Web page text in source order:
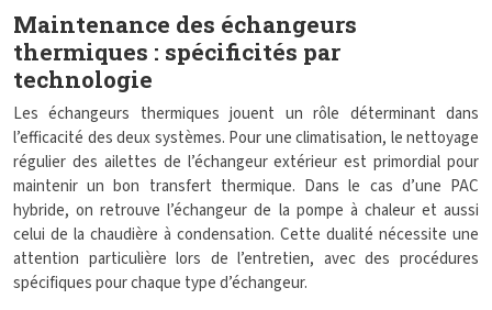
Maintenance des échangeurs
thermiques : spécificités par
technologie
Les échangeurs thermiques jouent un rôle déterminant dans
l’efficacité des deux systèmes. Pour une climatisation, le nettoyage
régulier des ailettes de l’échangeur extérieur est primordial pour
maintenir un bon transfert thermique. Dans le cas d’une PAC
hybride, on retrouve l’échangeur de la pompe à chaleur et aussi
celui de la chaudière à condensation. Cette dualité nécessite une
attention particulière lors de l’entretien, avec des procédures
spécifiques pour chaque type d’échangeur.